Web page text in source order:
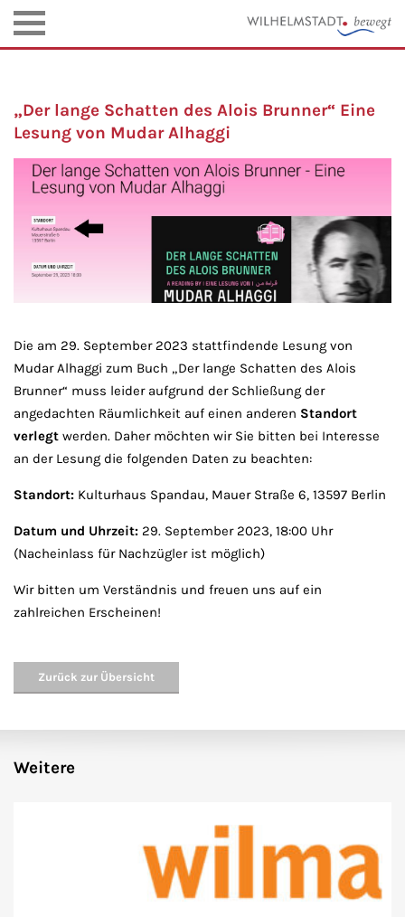
„Der lange Schatten des Alois Brunner“ Eine
Lesung von Mudar Alhaggi
Die am 29. September 2023 stattfindende Lesung von
Mudar Alhaggi zum Buch „Der lange Schatten des Alois
Brunner“ muss leider aufgrund der Schließung der
angedachten Räumlichkeit auf einen anderen Standort
verlegt werden. Daher möchten wir Sie bitten bei Interesse
an der Lesung die folgenden Daten zu beachten:
Standort: Kulturhaus Spandau, Mauer Straße 6, 13597 Berlin
Datum und Uhrzeit: 29. September 2023, 18:00 Uhr
(Nacheinlass für Nachzügler ist möglich)
Wir bitten um Verständnis und freuen uns auf ein
zahlreichen Erscheinen!
Zurück zur Übersicht
Weitere